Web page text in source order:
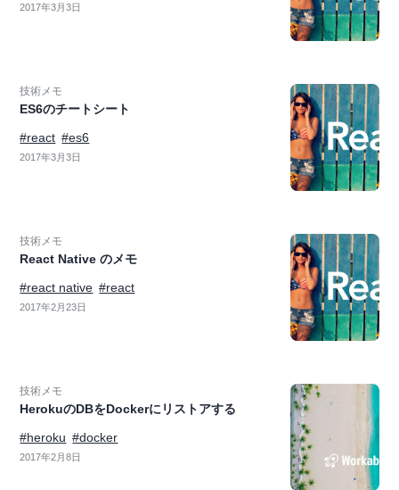
2017年3月3日
技術メモ
ES6のチートシート
#react #es6
2017年3月3日
技術メモ
React Native のメモ
#react native #react
2017年2月23日
技術メモ
HerokuのDBをDockerにリストアする
#heroku #docker
2017年2月8日